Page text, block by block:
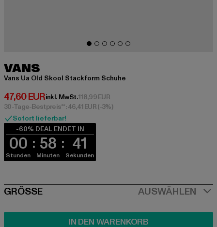
VANS
Vans Ua Old Skool Stackform Schuhe
47,60 EUR
Derzeitiger Preis: 47,60 EUR
inkl. MwSt.118,99 EURAktionspreis: 118,99 EUR
30-Tage-Bestpreis**: 46,41 EUR(-3%)
Sofort lieferbar!
-60% DEAL ENDET IN
00
Stunden
58
Minuten
41
Sekunden
SIZE
GRÖSSE AUSWÄHLEN
IN DEN WARENKORB